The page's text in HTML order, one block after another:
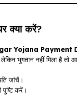
क्या करें?
Yojana Payment
भुगतान नहीं मिला है तो
जांचें।
करें।